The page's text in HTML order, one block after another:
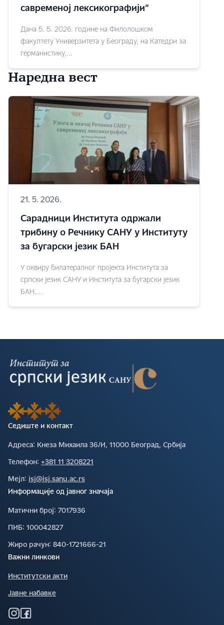
савременој лексикографији”
Дана 5. 5. 2026. године на Филолошком
факултету Универзитета у Београду, на Катедри за
германистику,...
Наредна вест
21. 5. 2026.
Сарадници Института одржали
трибину о Речнику САНУ у Институту
за бугарски језик БАН
У оквиру билатералног пројекта Института за
српски језик САНУ и Института за бугарски језик
БАН,...
Седиште и контакт
Адреса∶ Кнеза Михаила 36/И, 11000 Београд, Србија
Телефон∶ +381 11 3208221
Мејл∶
isj@isj.sanu.ac.rs
Информације од јавног значаја
Матични број∶ 7017936
ПИБ∶ 100042827
Жиро рачун∶ 840-1721666-21
Важни линкови
Институтски акти
Јавне набавке